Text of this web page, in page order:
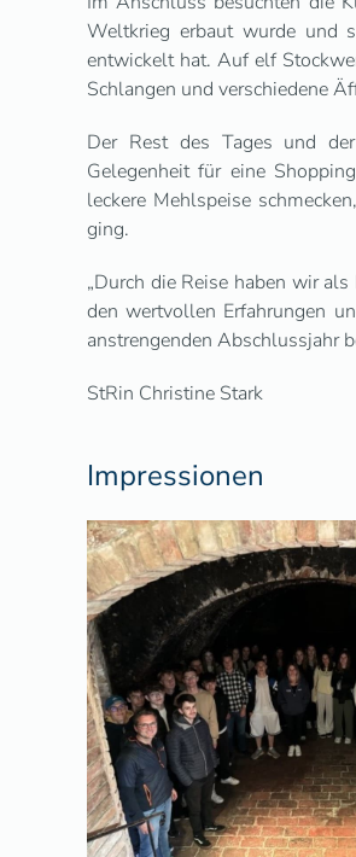
Weltkrieg erbaut wurde und
entwickelt hat. Auf elf
Schlangen und verschiedene
Der Rest des Tages und
Gelegenheit für eine
leckere Mehlspeise
ging.
„Durch die Reise haben wir
den wertvollen Erfahrungen
anstrengenden Abschlussjahr
StRin Christine Stark
Impressionen